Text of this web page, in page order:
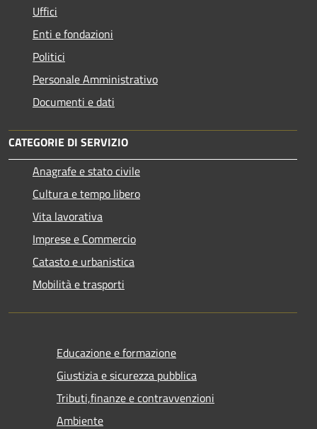
Uffici
Enti e fondazioni
Politici
Personale Amministrativo
Documenti e dati
CATEGORIE DI SERVIZIO
Anagrafe e stato civile
Cultura e tempo libero
Vita lavorativa
Imprese e Commercio
Catasto e urbanistica
Mobilità e trasporti
Educazione e formazione
Giustizia e sicurezza pubblica
Tributi,finanze e contravvenzioni
Ambiente